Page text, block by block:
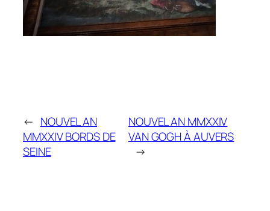
← NOUVEL AN
MMXXIV BORDS DE
SEINE
NOUVEL AN MMXXIV
VAN GOGH À AUVERS
→